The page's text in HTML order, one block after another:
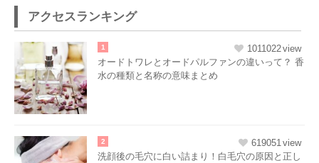
アクセスランキング
1
1011022
オードトワレとオードパルファンの違いって？ 香
水の種類と名称の意味まとめ
2
619051
洗顔後の毛穴に白い詰まり！白毛穴の原因と正し